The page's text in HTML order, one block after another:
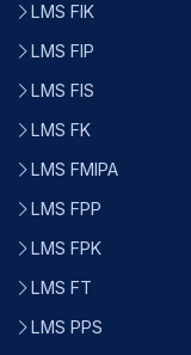
LMS FIK
LMS FIP
LMS FIS
LMS FK
LMS FMIPA
LMS FPP
LMS FPK
LMS FT
LMS PPS